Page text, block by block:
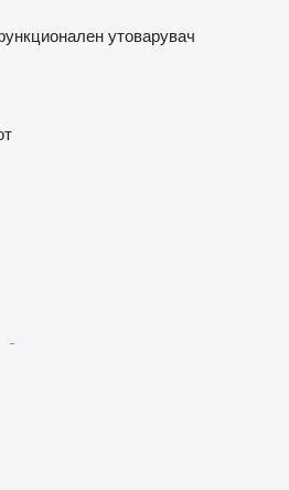
утоварувач